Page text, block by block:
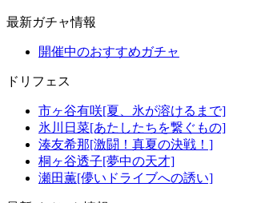
最新ガチャ情報
開催中のおすすめガチャ
ドリフェス
市ヶ谷有咲[夏、氷が溶けるまで]
氷川日菜[あたしたちを繋ぐもの]
湊友希那[激闘！真夏の決戦！]
桐ヶ谷透子[夢中の天才]
瀬田薫[儚いドライブへの誘い]